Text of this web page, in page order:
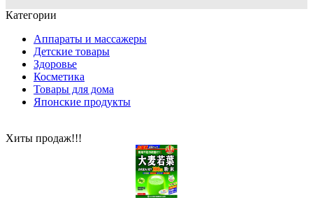
Категории
Аппараты и массажеры
Детские товары
Здоровье
Косметика
Товары для дома
Японские продукты
Хиты продаж!!!